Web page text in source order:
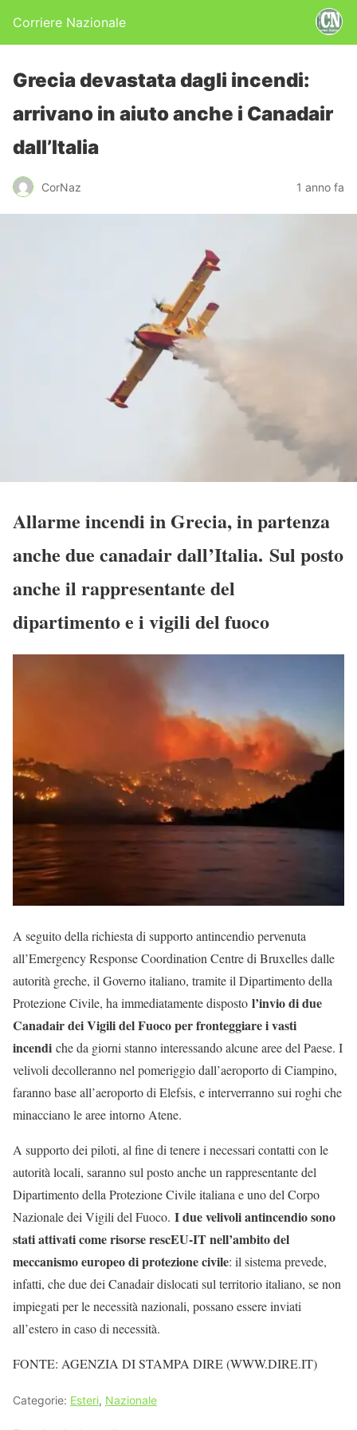
Corriere Nazionale
Grecia devastata dagli incendi:
arrivano in aiuto anche i Canadair
dall’Italia
CorNaz 1 anno fa
Allarme incendi in Grecia, in partenza
anche due canadair dall’Italia. Sul posto
anche il rappresentante del
dipartimento e i vigili del fuoco
A seguito della richiesta di supporto antincendio pervenuta
all’Emergency Response Coordination Centre di Bruxelles dalle
autorità greche, il Governo italiano, tramite il Dipartimento della
Protezione Civile, ha immediatamente disposto l’invio di due
Canadair dei Vigili del Fuoco per fronteggiare i vasti
incendi che da giorni stanno interessando alcune aree del Paese. I
velivoli decolleranno nel pomeriggio dall’aeroporto di Ciampino,
faranno base all’aeroporto di Elefsis, e interverranno sui roghi che
minacciano le aree intorno Atene.
A supporto dei piloti, al fine di tenere i necessari contatti con le
autorità locali, saranno sul posto anche un rappresentante del
Dipartimento della Protezione Civile italiana e uno del Corpo
Nazionale dei Vigili del Fuoco. I due velivoli antincendio sono
stati attivati come risorse rescEU-IT nell’ambito del
meccanismo europeo di protezione civile: il sistema prevede,
infatti, che due dei Canadair dislocati sul territorio italiano, se non
impiegati per le necessità nazionali, possano essere inviati
all’estero in caso di necessità.
FONTE: AGENZIA DI STAMPA DIRE (WWW.DIRE.IT)
Categorie: Esteri, Nazionale